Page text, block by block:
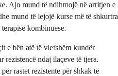
Ajo mund të ndihmojë në arritjen e
mund të lejojë kurse më të shkurtra
kombinuese.
e bën atë të vlefshëm kundër
rezistencë ndaj ilaçeve të tjera.
rastet rezistente për shkak të